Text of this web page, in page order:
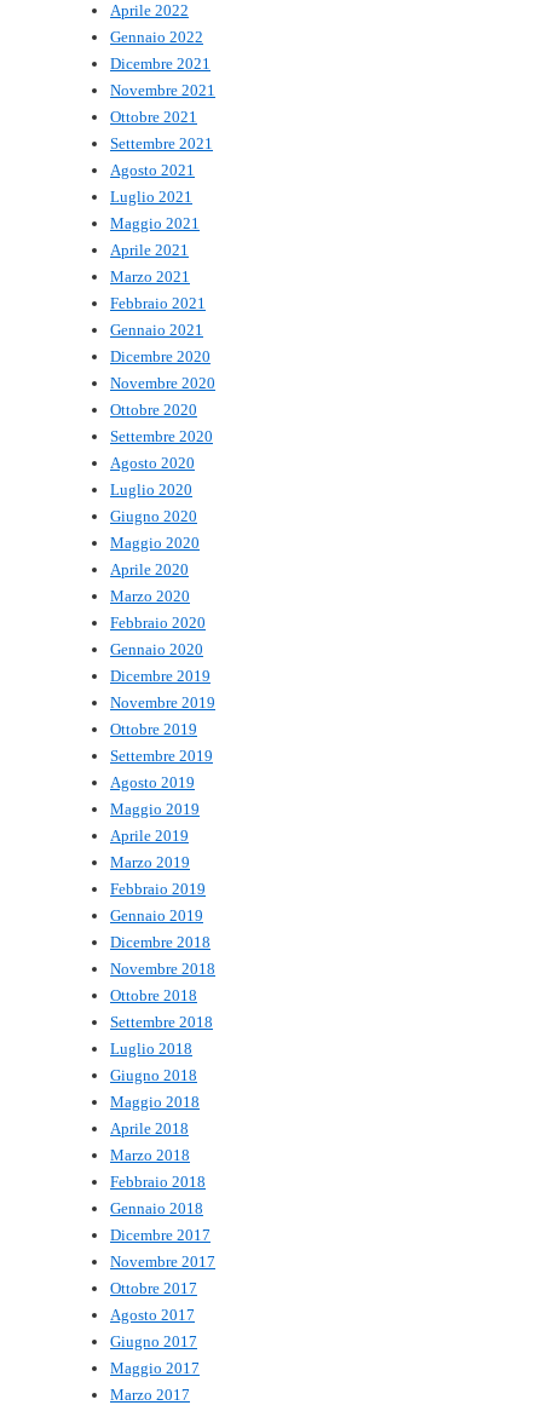
Aprile 2022
Gennaio 2022
Dicembre 2021
Novembre 2021
Ottobre 2021
Settembre 2021
Agosto 2021
Luglio 2021
Maggio 2021
Aprile 2021
Marzo 2021
Febbraio 2021
Gennaio 2021
Dicembre 2020
Novembre 2020
Ottobre 2020
Settembre 2020
Agosto 2020
Luglio 2020
Giugno 2020
Maggio 2020
Aprile 2020
Marzo 2020
Febbraio 2020
Gennaio 2020
Dicembre 2019
Novembre 2019
Ottobre 2019
Settembre 2019
Agosto 2019
Maggio 2019
Aprile 2019
Marzo 2019
Febbraio 2019
Gennaio 2019
Dicembre 2018
Novembre 2018
Ottobre 2018
Settembre 2018
Luglio 2018
Giugno 2018
Maggio 2018
Aprile 2018
Marzo 2018
Febbraio 2018
Gennaio 2018
Dicembre 2017
Novembre 2017
Ottobre 2017
Agosto 2017
Giugno 2017
Maggio 2017
Marzo 2017